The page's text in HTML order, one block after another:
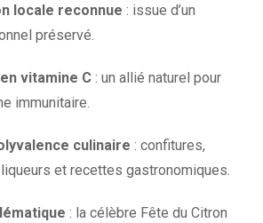
locale reconnue : issue d’un
préservé.
vitamine C : un allié naturel pour
immunitaire.
culinaire : confitures,
et recettes gastronomiques.
: la célèbre Fête du Citron